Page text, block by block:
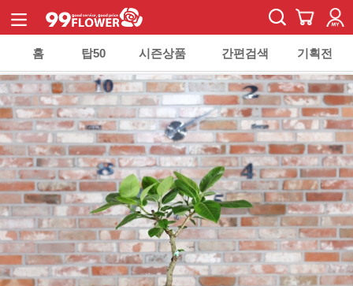
홈 탑50 시즌상품 간편검색 기획전